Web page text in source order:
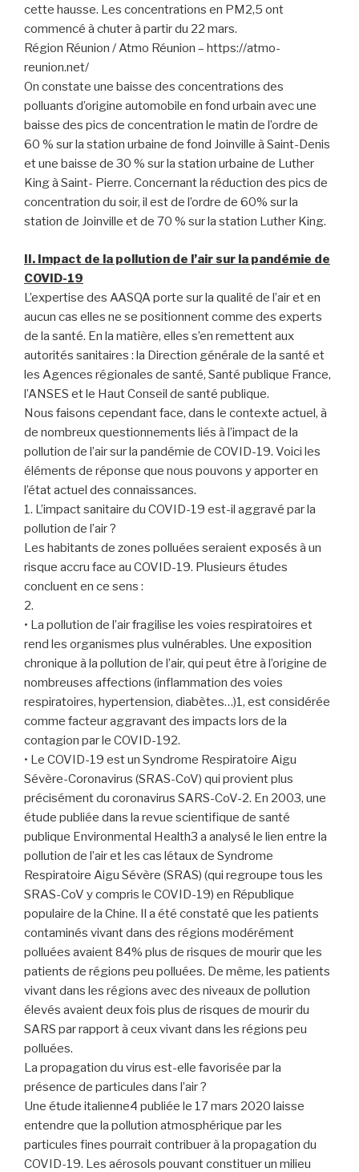
cette hausse. Les concentrations en PM2,5 ont
commencé à chuter à partir du 22 mars.
Région Réunion / Atmo Réunion – https://atmo-
reunion.net/
On constate une baisse des concentrations des
polluants d’origine automobile en fond urbain avec une
baisse des pics de concentration le matin de l’ordre de
60 % sur la station urbaine de fond Joinville à Saint-Denis
et une baisse de 30 % sur la station urbaine de Luther
King à Saint- Pierre. Concernant la réduction des pics de
concentration du soir, il est de l’ordre de 60% sur la
station de Joinville et de 70 % sur la station Luther King.
II. Impact de la pollution de l’air sur la pandémie de
COVID-19
L’expertise des AASQA porte sur la qualité de l’air et en
aucun cas elles ne se positionnent comme des experts
de la santé. En la matière, elles s’en remettent aux
autorités sanitaires : la Direction générale de la santé et
les Agences régionales de santé, Santé publique France,
l’ANSES et le Haut Conseil de santé publique.
Nous faisons cependant face, dans le contexte actuel, à
de nombreux questionnements liés à l’impact de la
pollution de l’air sur la pandémie de COVID-19. Voici les
éléments de réponse que nous pouvons y apporter en
l’état actuel des connaissances.
1. L’impact sanitaire du COVID-19 est-il aggravé par la
pollution de l’air ?
Les habitants de zones polluées seraient exposés à un
risque accru face au COVID-19. Plusieurs études
concluent en ce sens :
2.
• La pollution de l’air fragilise les voies respiratoires et
rend les organismes plus vulnérables. Une exposition
chronique à la pollution de l’air, qui peut être à l’origine de
nombreuses affections (inflammation des voies
respiratoires, hypertension, diabètes…)1, est considérée
comme facteur aggravant des impacts lors de la
contagion par le COVID-192.
• Le COVID-19 est un Syndrome Respiratoire Aigu
Sévère-Coronavirus (SRAS-CoV) qui provient plus
précisément du coronavirus SARS-CoV-2. En 2003, une
étude publiée dans la revue scientifique de santé
publique Environmental Health3 a analysé le lien entre la
pollution de l’air et les cas létaux de Syndrome
Respiratoire Aigu Sévère (SRAS) (qui regroupe tous les
SRAS-CoV y compris le COVID-19) en République
populaire de la Chine. Il a été constaté que les patients
contaminés vivant dans des régions modérément
polluées avaient 84% plus de risques de mourir que les
patients de régions peu polluées. De même, les patients
vivant dans les régions avec des niveaux de pollution
élevés avaient deux fois plus de risques de mourir du
SARS par rapport à ceux vivant dans les régions peu
polluées.
La propagation du virus est-elle favorisée par la
présence de particules dans l’air ?
Une étude italienne4 publiée le 17 mars 2020 laisse
entendre que la pollution atmosphérique par les
particules fines pourrait contribuer à la propagation du
COVID-19. Les aérosols pouvant constituer un milieu